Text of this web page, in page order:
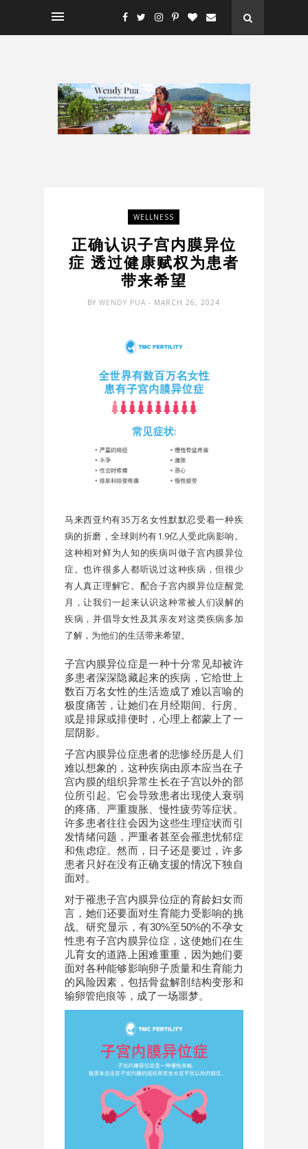
WELLNESS
正确认识子宫内膜异位
症 透过健康赋权为患者
带来希望
BYWENDY PUA- MARCH 26, 2024
马来西亚约有35万名女性默默忍受着一种疾
病的折磨，全球则约有1.9亿人受此病影响。
这种相对鲜为人知的疾病叫做子宫内膜异位
症。也许很多人都听说过这种疾病，但很少
有人真正理解它。配合子宫内膜异位症醒觉
月，让我们一起来认识这种常被人们误解的
疾病，并倡导女性及其亲友对这类疾病多加
了解，为他们的生活带来希望。
子宫内膜异位症是一种十分常见却被许
多患者深深隐藏起来的疾病，它给世上
数百万名女性的生活造成了难以言喻的
极度痛苦，让她们在月经期间、行房、
或是排尿或排便时，心理上都蒙上了一
层阴影。
子宫内膜异位症患者的悲惨经历是人们
难以想象的，这种疾病由原本应当在子
宫内膜的组织异常生长在子宫以外的部
位所引起。它会导致患者出现使人衰弱
的疼痛、严重腹胀、慢性疲劳等症状。
许多患者往往会因为这些生理症状而引
发情绪问题，严重者甚至会罹患忧郁症
和焦虑症。然而，日子还是要过，许多
患者只好在没有正确支援的情况下独自
面对。
对于罹患子宫内膜异位症的育龄妇女而
言，她们还要面对生育能力受影响的挑
战。研究显示，有30%至50%的不孕女
性患有子宫内膜异位症，这使她们在生
儿育女的道路上困难重重，因为她们要
面对各种能够影响卵子质量和生育能力
的风险因素，包括骨盆解剖结构变形和
输卵管疤痕等，成了一场噩梦。